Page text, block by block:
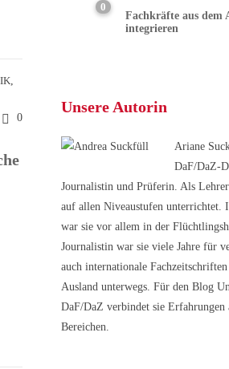
,
0
0
Fachkräfte aus dem
integrieren
Unsere Autorin
Ariane
DaF/DaZ-
Journalistin und Prüferin. Als
auf allen Niveaustufen unterrichtet.
war sie vor allem in der
Journalistin war sie viele Jahre für
auch internationale
Ausland unterwegs. Für den Blog
DaF/DaZ verbindet sie Erfahrungen
Bereichen.